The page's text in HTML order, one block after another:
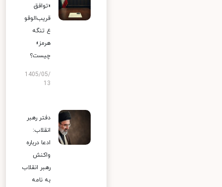
«توافق
قریب‌الوقو
ع تنگه
هرمز»
چیست؟
1405/05/
13
دفتر رهبر
انقلاب:
ادعا درباره
واکنش
رهبر انقلاب
به نامه